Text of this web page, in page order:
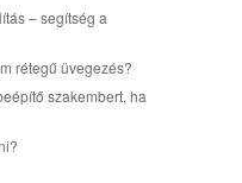
– segítség a
rétegű üvegezés?
szakembert, ha